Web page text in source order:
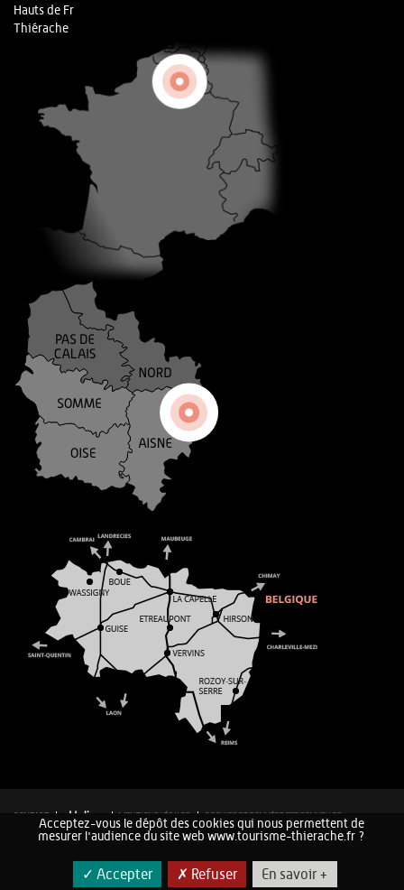
Hauts de Fr
Thiérache
CONTACT MENTIONS LÉGALES
COOKIES ET DONNÉES PERSONNELLES
PLAN DU SITE
Acceptez-vous le dépôt des cookies qui nous permettent de
mesurer l'audience du site web www.tourisme-thierache.fr ?
✓ Accepter ✗ Refuser En savoir +